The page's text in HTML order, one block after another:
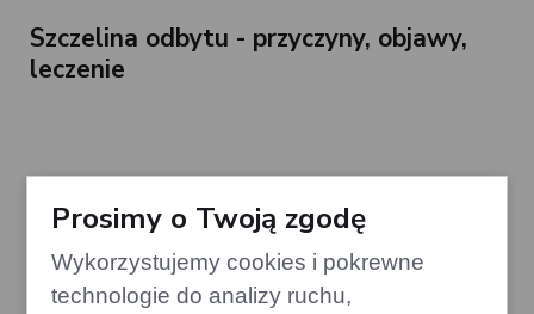
Szczelina odbytu - przyczyny, objawy,
leczenie
Niestrawność: diagnozowanie,
przyczyny, rodzaje i leczenie
niestrawności
Prosimy o Twoją zgodę
Wykorzystujemy cookies i pokrewne
technologie do analizy ruchu,